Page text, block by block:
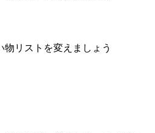
リストを変えましょう